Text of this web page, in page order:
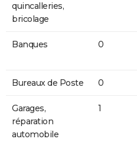
quincalleries,
bricolage
Banques 0
Bureaux de Poste 0
Garages,
réparation
automobile
1